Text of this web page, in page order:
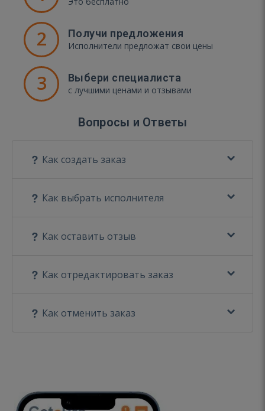
2 Получи предложения
Исполнители предложат свои цены
3 Выбери специалиста
с лучшими ценами и отзывами
Вопросы и Ответы
Как создать заказ
Как выбрать исполнителя
Как оставить отзыв
Как отредактировать заказ
Как отменить заказ